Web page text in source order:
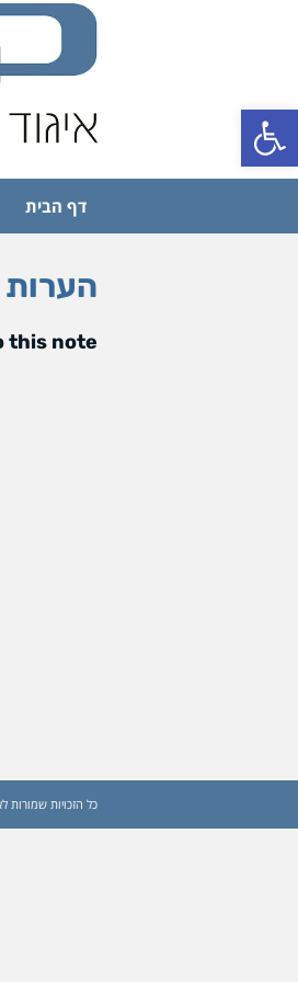
פתח סרגל נגישות
דף הבית
הערות
this note.
כל הזכויות שמורות